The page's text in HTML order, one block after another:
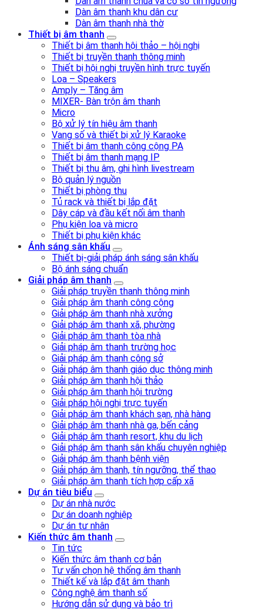
Dàn âm thanh khu dân cư
Dàn âm thanh nhà thờ
Thiết bị âm thanh
Thiết bị âm thanh hội thảo – hội nghị
Thiết bị truyền thanh thông minh
Thiết bị hội nghị truyền hình trực tuyến
Loa – Speakers
Amply – Tăng âm
MIXER- Bàn trộn âm thanh
Micro
Bộ xử lý tín hiệu âm thanh
Vang số và thiết bị xử lý Karaoke
Thiết bị âm thanh công cộng PA
Thiết bị âm thanh mạng IP
Thiết bị thu âm, ghi hình livestream
Bộ quản lý nguồn
Thiết bị phòng thu
Tủ rack và thiết bị lắp đặt
Dây cáp và đầu kết nối âm thanh
Phụ kiện loa và micro
Thiết bị phụ kiện khác
Ánh sáng sân khấu
Thiết bị-giải pháp ánh sáng sân khấu
Bộ ánh sáng chuẩn
Giải pháp âm thanh
Giải pháp truyền thanh thông minh
Giải pháp âm thanh công cộng
Giải pháp âm thanh nhà xưởng
Giải pháp âm thanh xã, phường
Giải pháp âm thanh tòa nhà
Giải pháp âm thanh trường học
Giải pháp âm thanh công sở
Giải pháp âm thanh giáo dục thông minh
Giải pháp âm thanh hội thảo
Giải pháp âm thanh hội trường
Giải pháp hội nghị trực tuyến
Giải pháp âm thanh khách sạn, nhà hàng
Giải pháp âm thanh nhà ga, bến cảng
Giải pháp âm thanh resort, khu du lịch
Giải pháp âm thanh sân khấu chuyên nghiệp
Giải pháp âm thanh bệnh viện
Giải pháp âm thanh, tín ngưỡng, thể thao
Giải pháp âm thanh tích hợp cấp xã
Dự án tiêu biểu
Dự án nhà nước
Dự án doanh nghiệp
Dự án tư nhân
Kiến thức âm thanh
Tin tức
Kiến thức âm thanh cơ bản
Tư vấn chọn hệ thống âm thanh
Thiết kế và lắp đặt âm thanh
Công nghệ âm thanh số
Hướng dẫn sử dụng và bảo trì